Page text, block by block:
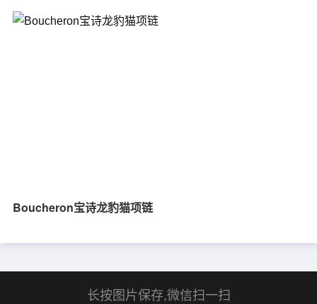
Boucheron宝诗龙豹猫项链
长按图片保存,微信扫一扫